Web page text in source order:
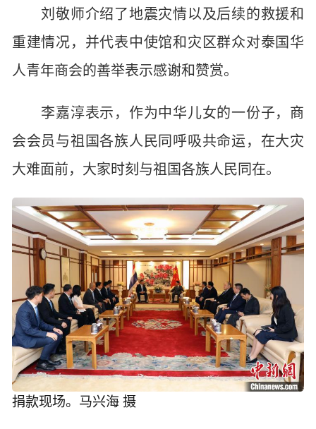
刘敬师介绍了地震灾情以及后续的救援和
重建情况，并代表中使馆和灾区群众对泰国华
人青年商会的善举表示感谢和赞赏。
李嘉淳表示，作为中华儿女的一份子，商
会会员与祖国各族人民同呼吸共命运，在大灾
大难面前，大家时刻与祖国各族人民同在。
捐款现场。马兴海 摄